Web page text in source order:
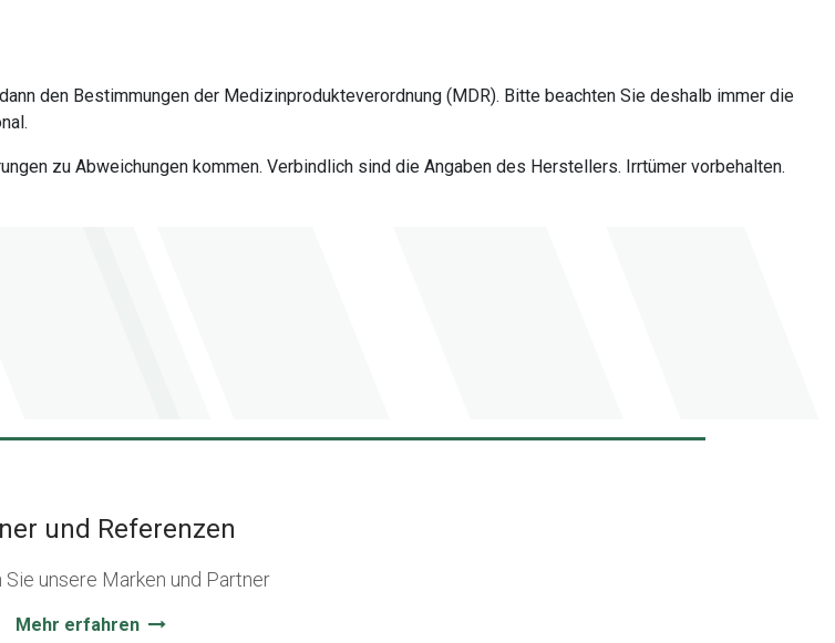
den Bestimmungen der Medizinprodukteverordnung (MDR). Bitte beachten Sie deshalb immer die
zu Abweichungen kommen. Verbindlich sind die Angaben des Herstellers. Irrtümer vorbehalten.
und Referenzen
Sie unsere Marken und Partner
Mehr erfahren